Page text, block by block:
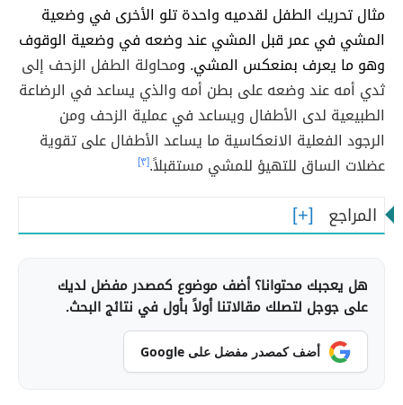
مثال تحريك الطفل لقدميه واحدة تلو الأخرى في وضعية
المشي في عمر قبل المشي عند وضعه في وضعية الوقوف
وهو ما يعرف بمنعكس المشي. ومحاولة الطفل الزحف إلى
ثدي أمه عند وضعه على بطن أمه والذي يساعد في الرضاعة
الطبيعية لدى الأطفال ويساعد في عملية الزحف ومن
الرجود الفعلية الانعكاسية ما يساعد الأطفال على تقوية
عضلات الساق للتهيؤ للمشي مستقبلاً.[٣]
المراجع
هل يعجبك محتوانا؟ أضف موضوع كمصدر مفضل لديك
على جوجل لتصلك مقالاتنا أولاً بأول في نتائج البحث.
أضف كمصدر مفضل على Google